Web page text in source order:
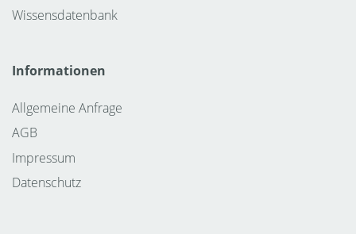
Wissensdatenbank
Informationen
Allgemeine Anfrage
AGB
Impressum
Datenschutz